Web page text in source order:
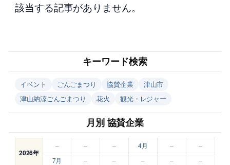
該当する記事がありません。
キーワード検索
イベント ごんごまつり 協賛企業
津山市
津山納涼ごんごまつり
花火 観光・レジャー
月別 協賛企業
2026年
– – – 4月 –
–
7月
– – – – –